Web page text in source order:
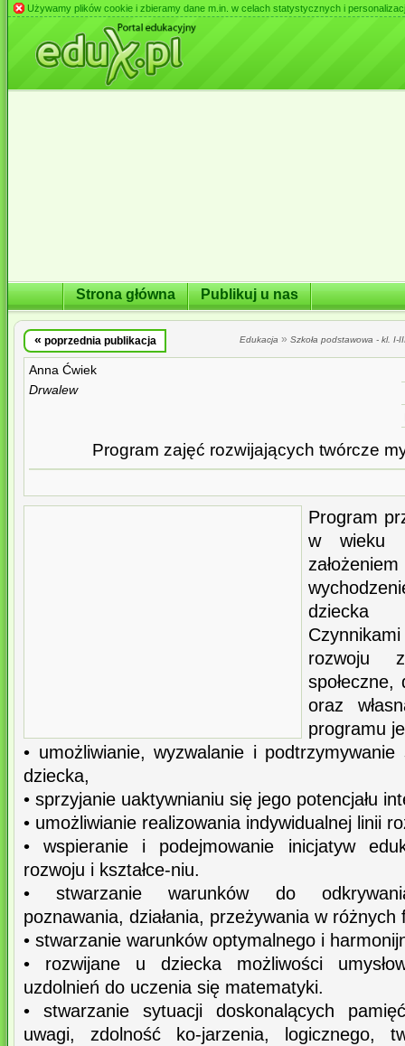
Używamy plików cookie i zbieramy dane m.in. w celach statystycznych i
Strona główna Publikuj u nas
« poprzednia publikacja Edukacja » Szkoła podstawowa - kl. I-
Anna Ćwiek
Drwalew
Program zajęć rozwijających twórcze
Program
w wieku
dziecka
rozwoju
społeczne,
oraz
programu
• umożliwianie, wyzwalanie i podtrzymywanie
dziecka,
• sprzyjanie uaktywnianiu się jego potencjału
• umożliwianie realizowania indywidualnej linii
• wspieranie i podejmowanie inicjatyw
rozwoju i kształce-niu.
• stwarzanie warunków do
poznawania, działania, przeżywania w różnych
• stwarzanie warunków optymalnego i
• rozwijane u dziecka możliwości
uzdolnień do uczenia się matematyki.
• stwarzanie sytuacji doskonalących
uwagi, zdolność ko-jarzenia, logicznego,